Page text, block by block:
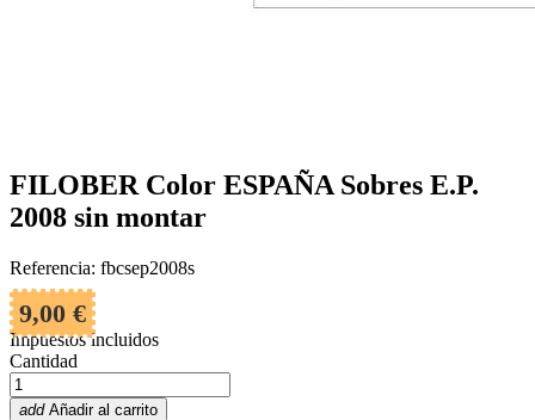
FILOBER Color ESPAÑA Sobres E.P.
2008 sin montar
Referencia: fbcsep2008s
9,00 €
Impuestos incluidos
Cantidad
add Añadir al carrito